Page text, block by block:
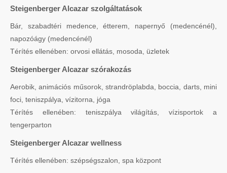
Steigenberger Alcazar szolgáltatások
Bár, szabadtéri medence, étterem, napernyő (medencénél),
napozóágy (medencénél)
Térítés ellenében: orvosi ellátás, mosoda, üzletek
Steigenberger Alcazar szórakozás
Aerobik, animációs műsorok, strandröplabda, boccia, darts, mini
foci, teniszpálya, vízitorna, jóga
Térítés ellenében: teniszpálya világítás, vízisportok a
tengerparton
Steigenberger Alcazar wellness
Térítés ellenében: szépségszalon, spa központ